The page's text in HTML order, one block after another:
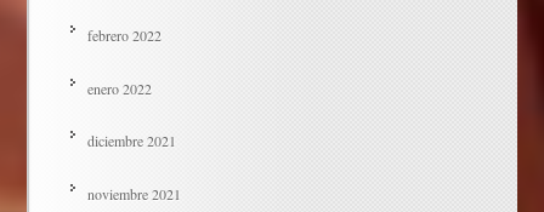
febrero 2022
enero 2022
diciembre 2021
noviembre 2021